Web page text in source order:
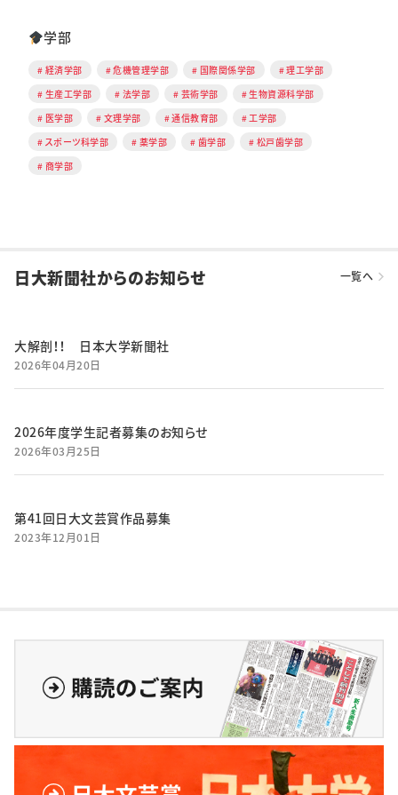
学部
経済学部 危機管理学部 国際関係学部
理工学部
生産工学部
法学部 芸術学部
生物資源科学部
医学部
文理学部 通信教育部
工学部
スポーツ科学部
薬学部 歯学部
松戸歯学部
商学部
日大新聞社からのお知らせ 一覧へ
大解剖！！ 日本大学新聞社
2026年04月20日
2026年度学生記者募集のお知らせ
2026年03月25日
第41回日大文芸賞作品募集
2023年12月01日